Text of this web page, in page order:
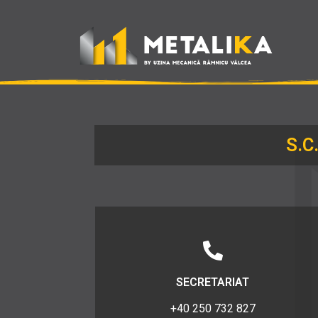
SECRETARIAT
+40 250 732 827